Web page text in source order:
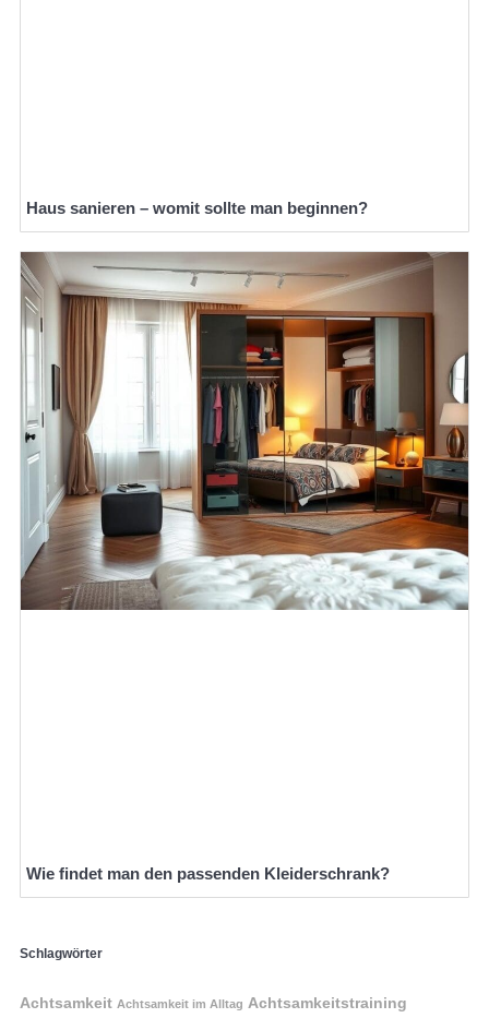
Haus sanieren – womit sollte man beginnen?
Wie findet man den passenden Kleiderschrank?
Schlagwörter
Achtsamkeit Achtsamkeit im Alltag Achtsamkeitstraining